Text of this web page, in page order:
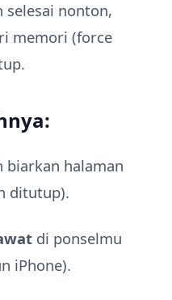
selesai nonton,
memori (force
biarkan halaman
ditutup).
di ponselmu
iPhone).